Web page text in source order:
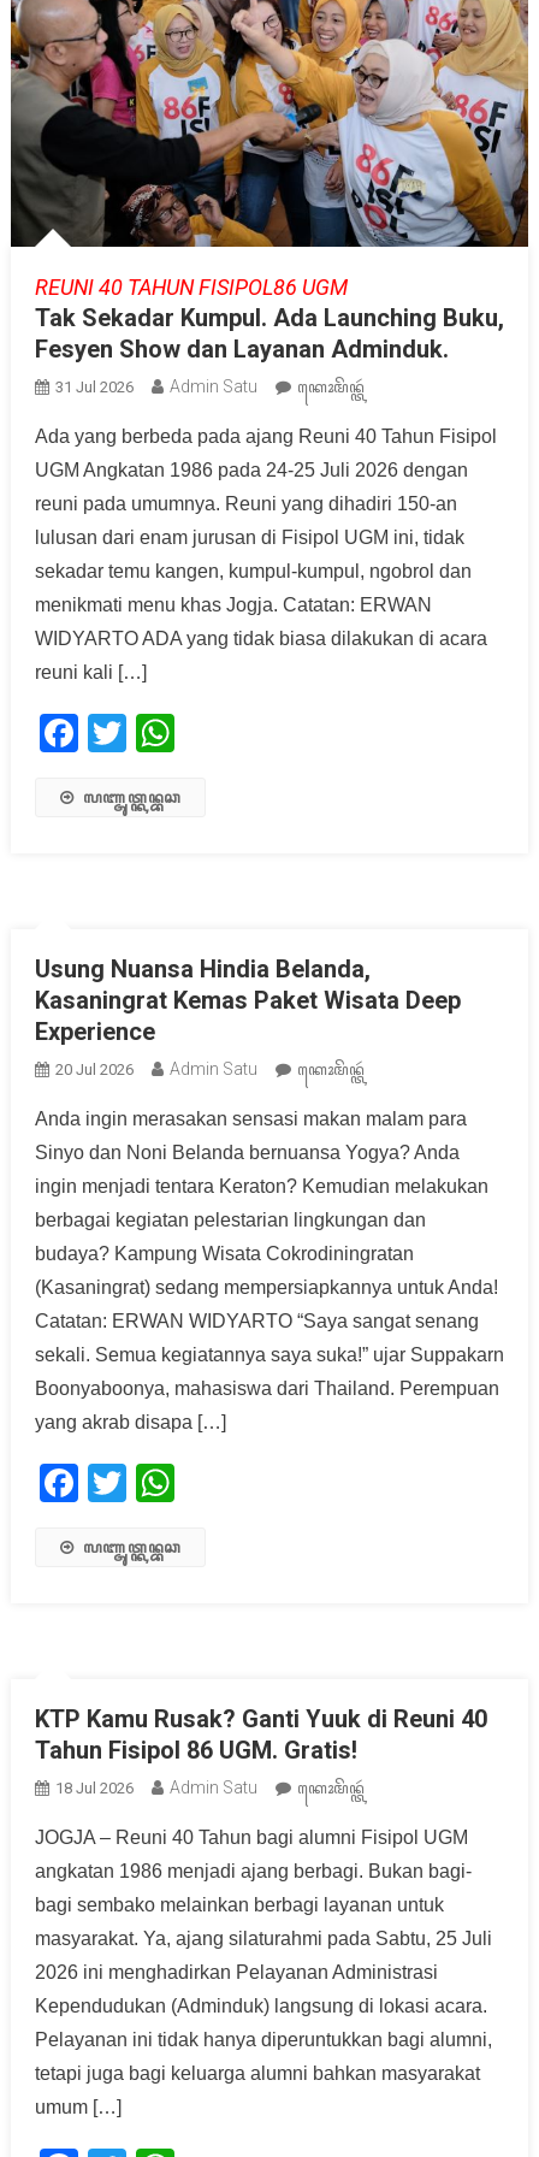
REUNI 40 TAHUN FISIPOL86 UGM
Tak Sekadar Kumpul. Ada Launching Buku,
Fesyen Show dan Layanan Adminduk.
31 Jul 2026 Admin Satu ꦏꦺꦴꦩꦼꦤ꧀ꦠꦂ
Ada yang berbeda pada ajang Reuni 40 Tahun Fisipol
UGM Angkatan 1986 pada 24-25 Juli 2026 dengan
reuni pada umumnya. Reuni yang dihadiri 150-an
lulusan dari enam jurusan di Fisipol UGM ini, tidak
sekadar temu kangen, kumpul-kumpul, ngobrol dan
menikmati menu khas Jogja. Catatan: ERWAN
WIDYARTO ADA yang tidak biasa dilakukan di acara
reuni kali […]
Facebook
Twitter
ꦭꦚ꧀ꦗꦸꦠ꧀ꦏꦤ꧀ꦧꦕ
Usung Nuansa Hindia Belanda,
Kasaningrat Kemas Paket Wisata Deep
Experience
20 Jul 2026 Admin Satu ꦏꦺꦴꦩꦼꦤ꧀ꦠꦂ
Anda ingin merasakan sensasi makan malam para
Sinyo dan Noni Belanda bernuansa Yogya? Anda
ingin menjadi tentara Keraton? Kemudian melakukan
berbagai kegiatan pelestarian lingkungan dan
budaya? Kampung Wisata Cokrodiningratan
(Kasaningrat) sedang mempersiapkannya untuk Anda!
Catatan: ERWAN WIDYARTO “Saya sangat senang
sekali. Semua kegiatannya saya suka!” ujar Suppakarn
Boonyaboonya, mahasiswa dari Thailand. Perempuan
yang akrab disapa […]
Facebook
Twitter
ꦭꦚ꧀ꦗꦸꦠ꧀ꦏꦤ꧀ꦧꦕ
KTP Kamu Rusak? Ganti Yuuk di Reuni 40
Tahun Fisipol 86 UGM. Gratis!
18 Jul 2026 Admin Satu ꦏꦺꦴꦩꦼꦤ꧀ꦠꦂ
JOGJA – Reuni 40 Tahun bagi alumni Fisipol UGM
angkatan 1986 menjadi ajang berbagi. Bukan bagi-
bagi sembako melainkan berbagi layanan untuk
masyarakat. Ya, ajang silaturahmi pada Sabtu, 25 Juli
2026 ini menghadirkan Pelayanan Administrasi
Kependudukan (Adminduk) langsung di lokasi acara.
Pelayanan ini tidak hanya diperuntukkan bagi alumni,
tetapi juga bagi keluarga alumni bahkan masyarakat
umum […]